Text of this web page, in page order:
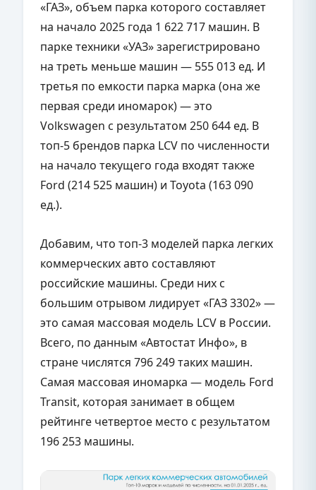
«ГАЗ», объем парка которого составляет
на начало 2025 года 1 622 717 машин. В
парке техники «УАЗ» зарегистрировано
на треть меньше машин — 555 013 ед. И
третья по емкости парка марка (она же
первая среди иномарок) — это
Volkswagen с результатом 250 644 ед. В
топ-5 брендов парка LCV по численности
на начало текущего года входят также
Ford (214 525 машин) и Toyota (163 090
ед.).
Добавим, что топ-3 моделей парка легких
коммерческих авто составляют
российские машины. Среди них с
большим отрывом лидирует «ГАЗ 3302» —
это самая массовая модель LCV в России.
Всего, по данным «Автостат Инфо», в
стране числятся 796 249 таких машин.
Самая массовая иномарка — модель Ford
Transit, которая занимает в общем
рейтинге четвертое место с результатом
196 253 машины.